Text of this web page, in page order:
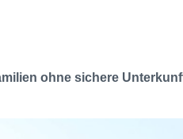
ohne sichere